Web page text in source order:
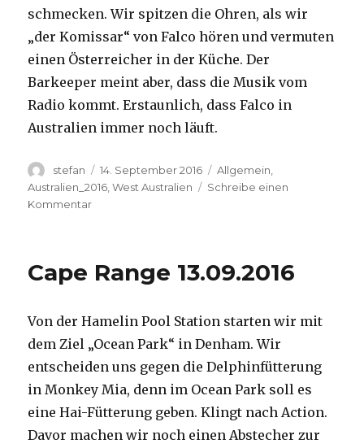
schmecken. Wir spitzen die Ohren, als wir
„der Komissar“ von Falco hören und vermuten
einen Österreicher in der Küche. Der
Barkeeper meint aber, dass die Musik vom
Radio kommt. Erstaunlich, dass Falco in
Australien immer noch läuft.
Autor
stefan
Veröffentlicht
am
14. September 2016 Kategorien
Allgemein
Australien_2016 ,West Australien
Schreibe einen
Kommentarzu
Cape Range 13.09.2016
Von der Hamelin Pool Station starten wir mit
dem Ziel „Ocean Park“ in Denham. Wir
entscheiden uns gegen die Delphinfütterung
in Monkey Mia, denn im Ocean Park soll es
eine Hai-Fütterung geben. Klingt nach Action.
Davor machen wir noch einen Abstecher zur